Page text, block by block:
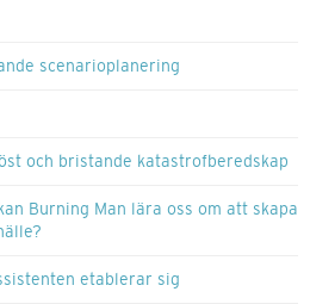
scenarioplanering
och bristande katastrofberedskap
Burning Man lära oss om att skapa
etablerar sig